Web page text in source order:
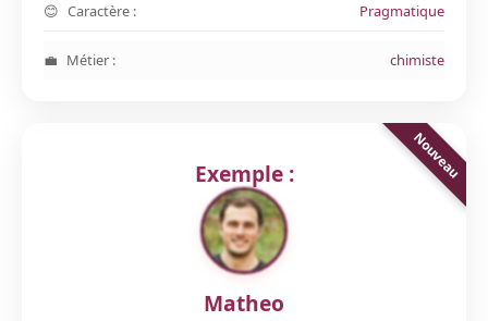
Caractère : Pragmatique
Métier : chimiste
Exemple :
Matheo